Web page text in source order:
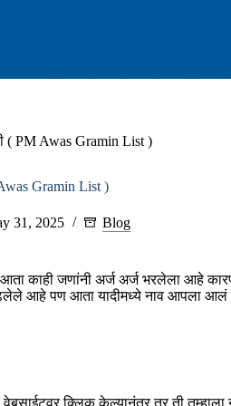
( PM Awas Gramin List )
Gramin List )
31, 2025 Blog
काही जणांनी अर्ज अर्ज भरलेला आहे
आहे पण आता यादीमध्ये नाव आपला
क्लिक केल्यानंतर तर ती तुम्हाला